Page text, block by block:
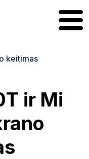
keitimas
ir Mi